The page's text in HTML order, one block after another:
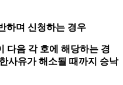
며 신청하는 경우
다음 각 호에 해당하는 경
사유가 해소될 때까지 승낙